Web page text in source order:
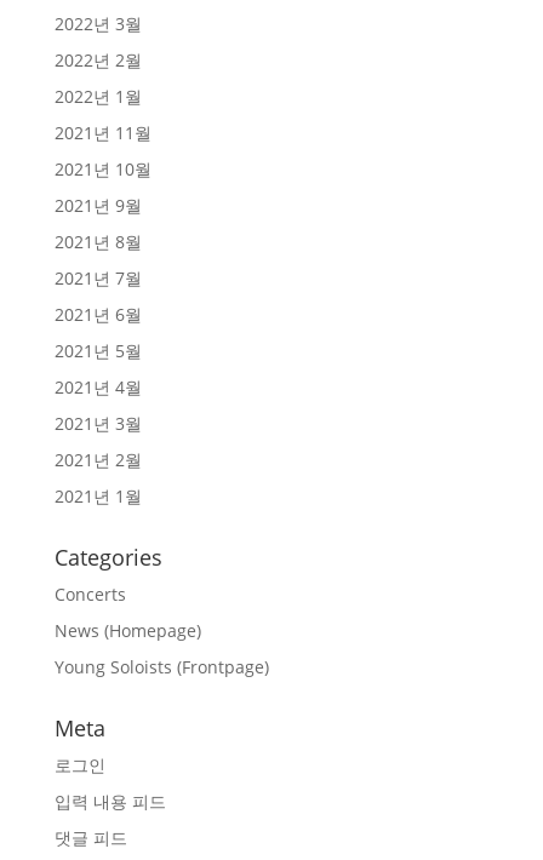
2022년 3월
2022년 2월
2022년 1월
2021년 11월
2021년 10월
2021년 9월
2021년 8월
2021년 7월
2021년 6월
2021년 5월
2021년 4월
2021년 3월
2021년 2월
2021년 1월
Categories
Concerts
News (Homepage)
Young Soloists (Frontpage)
Meta
로그인
입력 내용 피드
댓글 피드